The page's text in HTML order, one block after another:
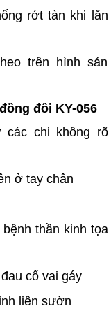
rớt tàn khi lăn
trên hình sản
đôi KY-056
chi không rõ
ở tay chân
thần kinh tọa
cổ vai gáy
liên sườn